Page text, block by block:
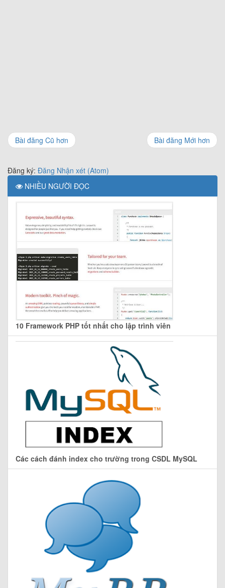
Bài đăng Mới hơn
Bài đăng Cũ hơn
Đăng ký: Đăng Nhận xét (Atom)
NHIỀU NGƯỜI ĐỌC
10 Framework PHP tốt nhất cho lập trình viên
Các cách đánh index cho trường trong CSDL MySQL